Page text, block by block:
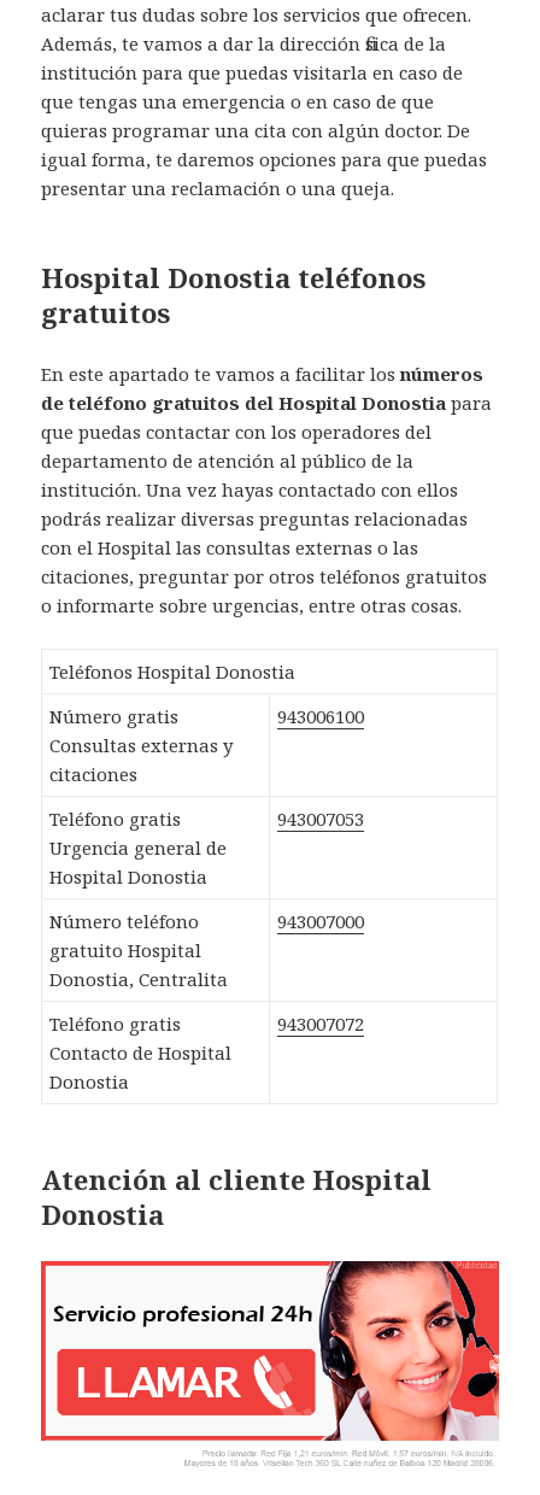
aclarar tus dudas sobre los servicios que ofrecen.
Además, te vamos a dar la dirección fisica de la
institución para que puedas visitarla en caso de
que tengas una emergencia o en caso de que
quieras programar una cita con algún doctor. De
igual forma, te daremos opciones para que puedas
presentar una reclamación o una queja.
Hospital Donostia teléfonos
gratuitos
En este apartado te vamos a facilitar los números
de teléfono gratuitos del Hospital Donostia para
que puedas contactar con los operadores del
departamento de atención al público de la
institución. Una vez hayas contactado con ellos
podrás realizar diversas preguntas relacionadas
con el Hospital las consultas externas o las
citaciones, preguntar por otros teléfonos gratuitos
o informarte sobre urgencias, entre otras cosas.
Teléfonos Hospital Donostia
Número gratis
Consultas externas y
citaciones
943006100
Teléfono gratis
Urgencia general de
Hospital Donostia
943007053
Número teléfono
gratuito Hospital
Donostia, Centralita
943007000
Teléfono gratis
Contacto de Hospital
Donostia
943007072
Atención al cliente Hospital
Donostia